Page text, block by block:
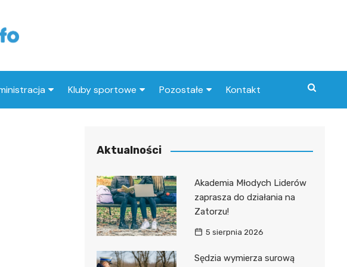
Kluby sportowe
Klub piłkarski
Pozostałe Kontakt
Aktualności
Akademia Młodych Liderów
zaprasza do działania na
Zatorzu!
5 sierpnia 2026
Sędzia wymierza surową